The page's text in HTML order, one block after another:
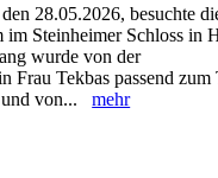
28.05.2026, besuchte
im Steinheimer Schloss in
wurde von der
Frau Tekbas passend zum
und von...mehr